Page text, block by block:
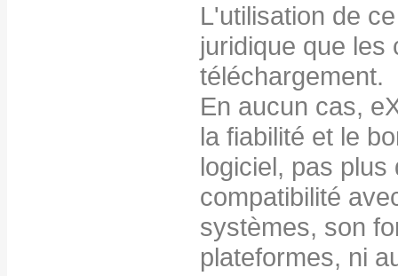
L'utilisation de
juridique que les
téléchargement.
En aucun cas,
la fiabilité et le
logiciel, pas
compatibilité
systèmes, son
plateformes, ni